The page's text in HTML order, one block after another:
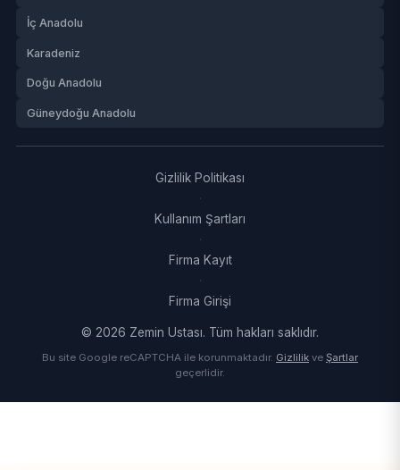
İç Anadolu
Karadeniz
Doğu Anadolu
Güneydoğu Anadolu
Gizlilik Politikası
·
Kullanım Şartları
·
Firma Kayıt
·
Firma Girişi
© 2026 Zemin Ustası. Tüm hakları saklıdır.
Bu site Google reCAPTCHA ile korunmaktadır. Gizlilik ve Şartlar
geçerlidir.